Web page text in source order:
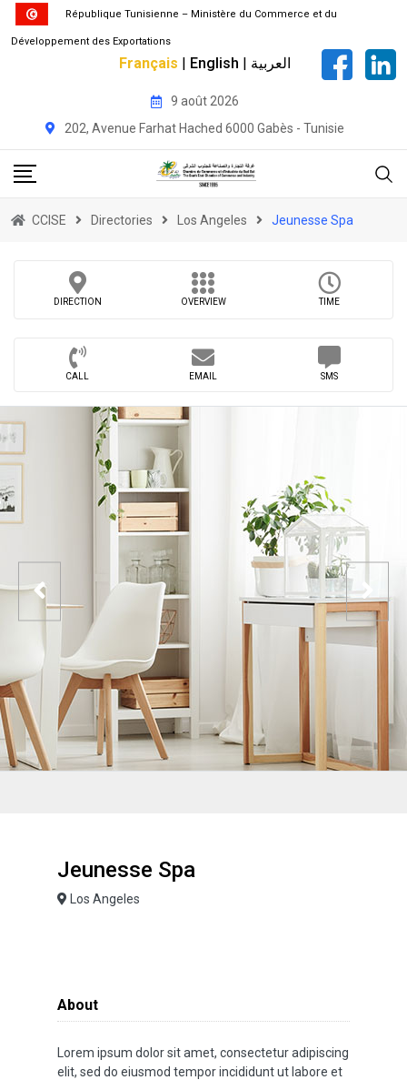
République Tunisienne – Ministère du Commerce et du
Développement des Exportations
Français English
العربية
9 août 2026
202, Avenue Farhat Hached 6000 Gabès - Tunisie
CCISE Directories Los Angeles Jeunesse Spa
DIRECTION OVERVIEW TIME
CALL EMAIL SMS
Jeunesse Spa
Los Angeles
About
Lorem ipsum dolor sit amet, consectetur adipiscing
elit, sed do eiusmod tempor incididunt ut labore et